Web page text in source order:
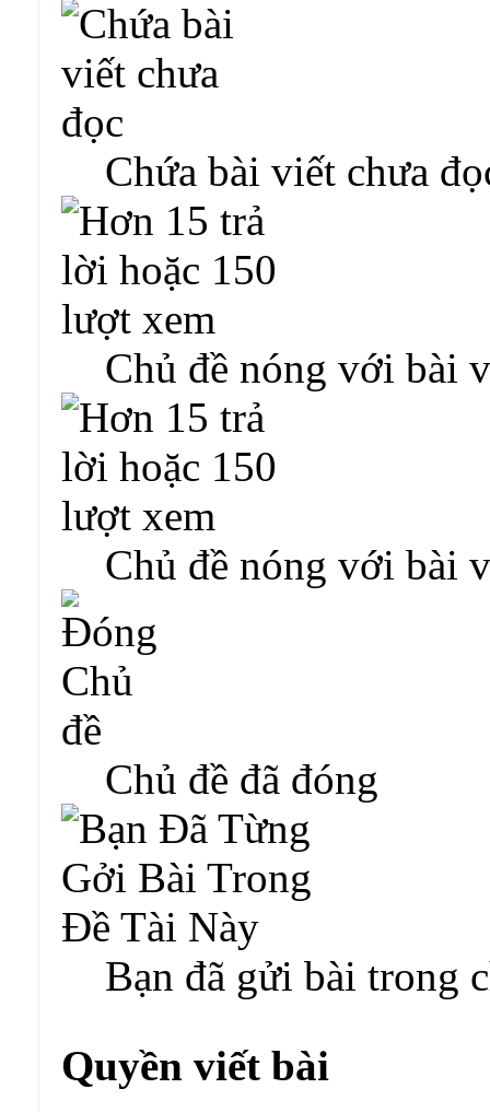
Chứa bài viết chưa
Chủ đề nóng với bài
Chủ đề nóng với bài
Chủ đề đã đóng
Bạn đã gửi bài trong
Quyền viết bài